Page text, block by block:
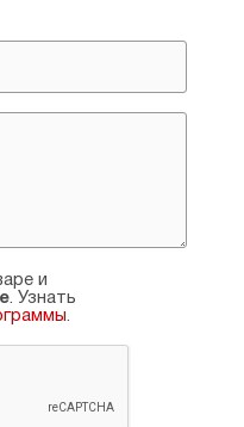
и
. Узнать
.